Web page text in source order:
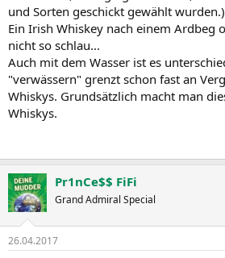
und Sorten geschickt gewählt wurden.)
Ein Irish Whiskey nach einem Ardbeg
nicht so schlau...
Auch mit dem Wasser ist es
"verwässern" grenzt schon fast an
Whiskys. Grundsätzlich macht man
Whiskys.
Pr1nCe$$ FiFi
Grand Admiral Special
26.04.2017